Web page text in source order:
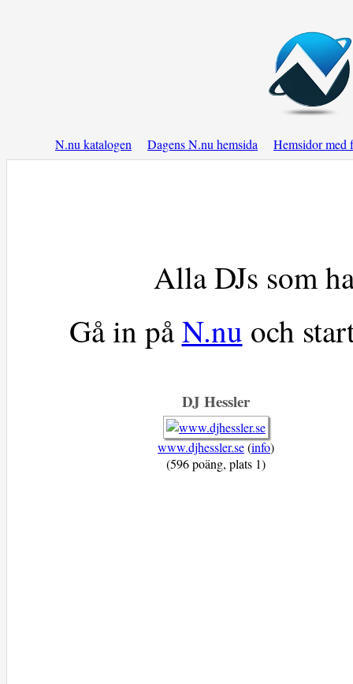
N.nu katalogen Dagens N.nu hemsida Hemsidor med
Alla DJs som
Gå in påN.nu och
DJ Hessler
www.djhessler.se(info)
(596 poäng, plats 1)